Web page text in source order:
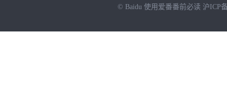
© Baidu 使用爱番番前必读 沪ICP